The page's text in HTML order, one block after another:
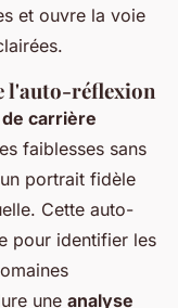
et ouvre la voie
l'auto-réflexion
carrière
faiblesses sans
portrait fidèle
Cette auto-
pour identifier les
une analyse